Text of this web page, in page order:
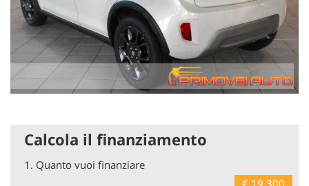
Calcola il finanziamento
1. Quanto vuoi finanziare